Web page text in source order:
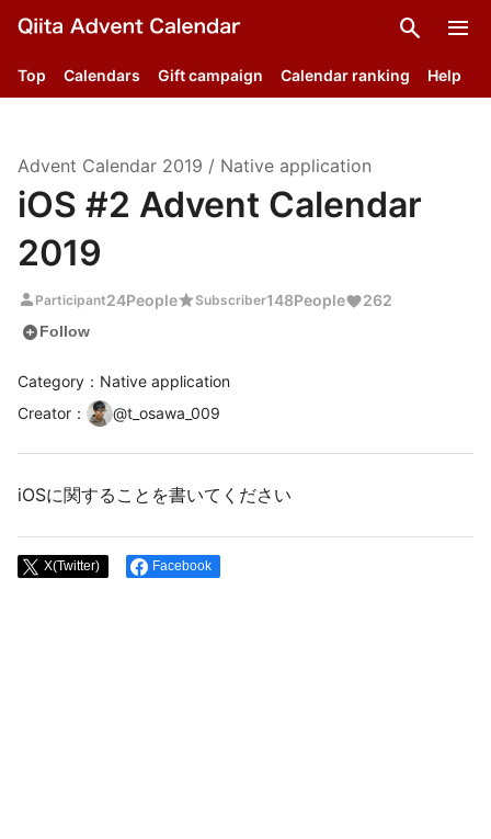
search menu
Top Calendars Gift campaign Calendar ranking Help
Advent Calendar 2019 / Native application
iOS #2 Advent Calendar
2019
person Participant24PeoplestarSubscriber148People 262
add_circleFollow
Category：Native application
Creator ： @t_osawa_009
iOSに関することを書いてください
X(Twitter) Facebook